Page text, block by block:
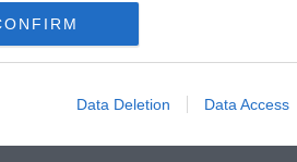
Data Deletion Data Access